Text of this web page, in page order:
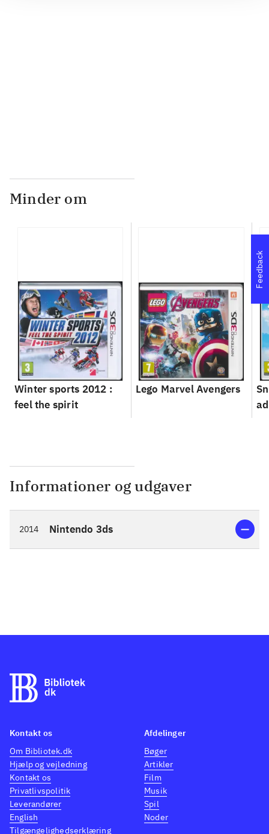
Minder om
Winter sports 2012 :
feel the spirit
Lego Marvel Avengers
Informationer og udgaver
2014 Nintendo 3ds
Feedback
Kontakt os
Om Bibliotek.dk
Hjælp og vejledning
Kontakt os
Privatlivspolitik
Leverandører
English
Tilgængelighedserklæring
Afdelinger
Bøger
Artikler
Film
Musik
Spil
Noder